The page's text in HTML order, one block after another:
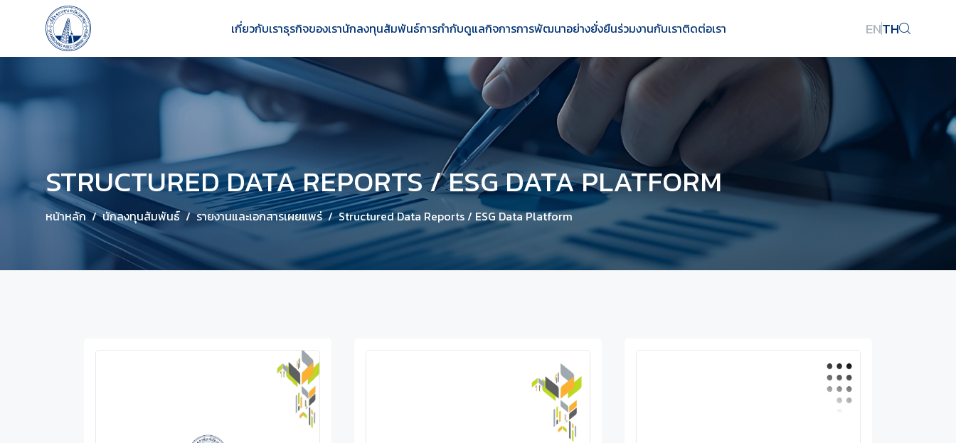
เกี่ยวกับเราธุรกิจของเรานักลงทุนสัมพันธ์การกำกับดูแลกิจการการพัฒนาอย่างยั่งยืนร่วมงานกับเราติดต่อเรา ENTH
STRUCTURED DATA REPORTS / ESG DATA PLATFORM
หน้าหลัก นักลงทุนสัมพันธ์ รายงานและเอกสารเผยแพร่ Structured Data Reports / ESG Data Platform